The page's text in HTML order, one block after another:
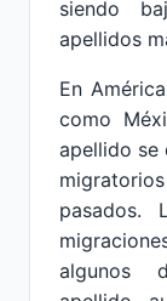
siendo
apellidos
En
como
apellido se
pasados.
algunos